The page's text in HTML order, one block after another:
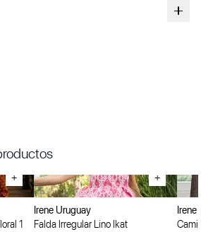
+
1
+
Irene Uruguay
Falda Irregular Lino Ikat
Irene